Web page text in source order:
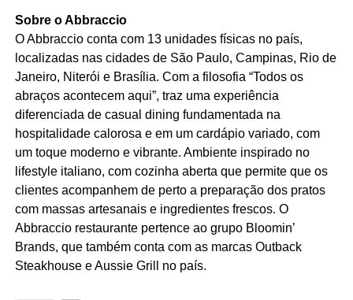
Sobre o Abbraccio
O Abbraccio conta com 13 unidades físicas no país,
localizadas nas cidades de São Paulo, Campinas, Rio de
Janeiro, Niterói e Brasília. Com a filosofia “Todos os
abraços acontecem aqui”, traz uma experiência
diferenciada de casual dining fundamentada na
hospitalidade calorosa e em um cardápio variado, com
um toque moderno e vibrante. Ambiente inspirado no
lifestyle italiano, com cozinha aberta que permite que os
clientes acompanhem de perto a preparação dos pratos
com massas artesanais e ingredientes frescos. O
Abbraccio restaurante pertence ao grupo Bloomin’
Brands, que também conta com as marcas Outback
Steakhouse e Aussie Grill no país.